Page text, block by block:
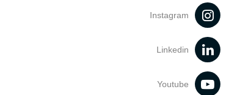
Instagram
Linkedin
Youtube